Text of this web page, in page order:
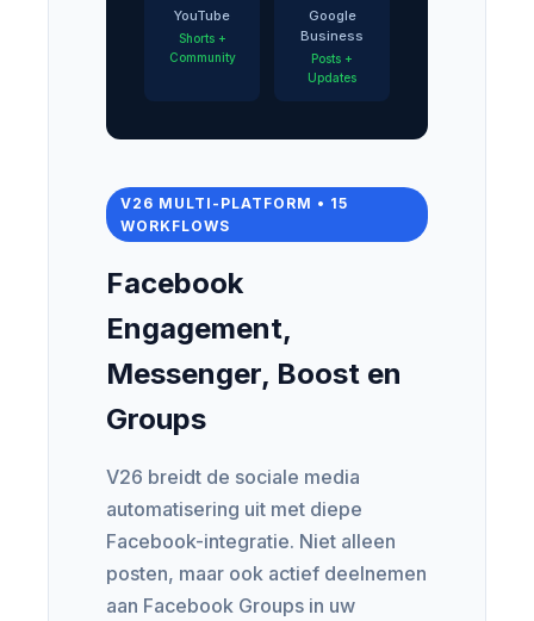
YouTube
Shorts +
Community
Google
Business
Posts +
Updates
V26 MULTI-PLATFORM • 15
WORKFLOWS
Facebook
Engagement,
Messenger, Boost en
Groups
V26 breidt de sociale media
automatisering uit met diepe
Facebook-integratie. Niet alleen
posten, maar ook actief deelnemen
aan Facebook Groups in uw